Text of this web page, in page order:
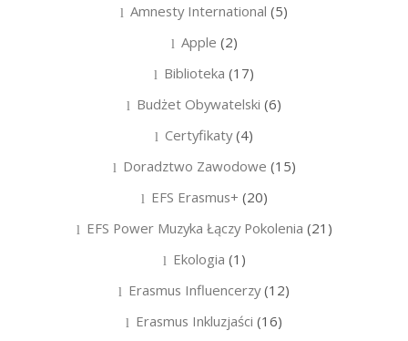
Amnesty International (5)
Apple (2)
Biblioteka (17)
Budżet Obywatelski (6)
Certyfikaty(4)
Doradztwo Zawodowe (15)
EFS Erasmus+ (20)
EFS Power Muzyka Łączy Pokolenia (21)
Ekologia (1)
Erasmus Influencerzy(12)
Erasmus Inkluzjaści (16)